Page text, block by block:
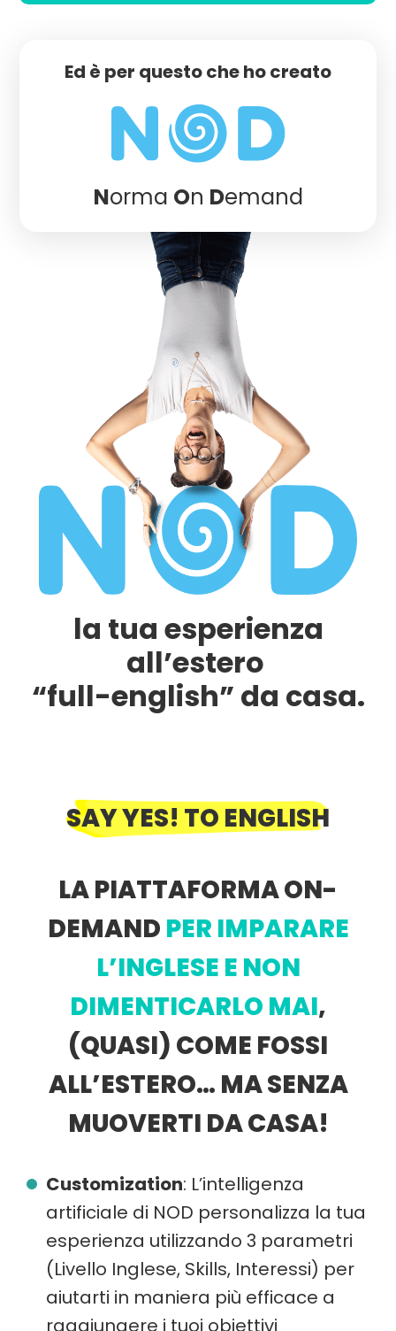
Ed è per questo che ho creato
Norma On Demand
la tua esperienza
all’estero
“full-english” da casa.
SAY YES! TO ENGLISH
LA PIATTAFORMA ON-
DEMAND PER IMPARARE
L’INGLESE E NON
DIMENTICARLO MAI,
(QUASI) COME FOSSI
ALL’ESTERO… MA SENZA
MUOVERTI DA CASA!
Customization: L’intelligenza
artificiale di NOD personalizza la tua
esperienza utilizzando 3 parametri
(Livello Inglese, Skills, Interessi) per
aiutarti in maniera più efficace a
raggiungere i tuoi obiettivi